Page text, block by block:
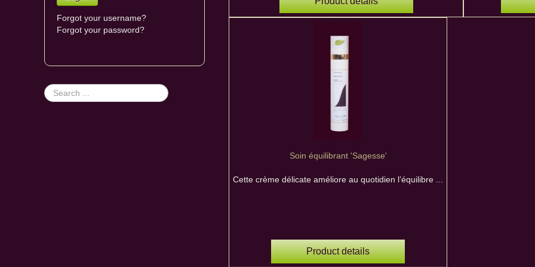
Soin équilibrant 'Sagesse'
Cette crème délicate améliore au quotidien l’équilibre ...
Product details
Forgot your username?
Forgot your password?
Search
...